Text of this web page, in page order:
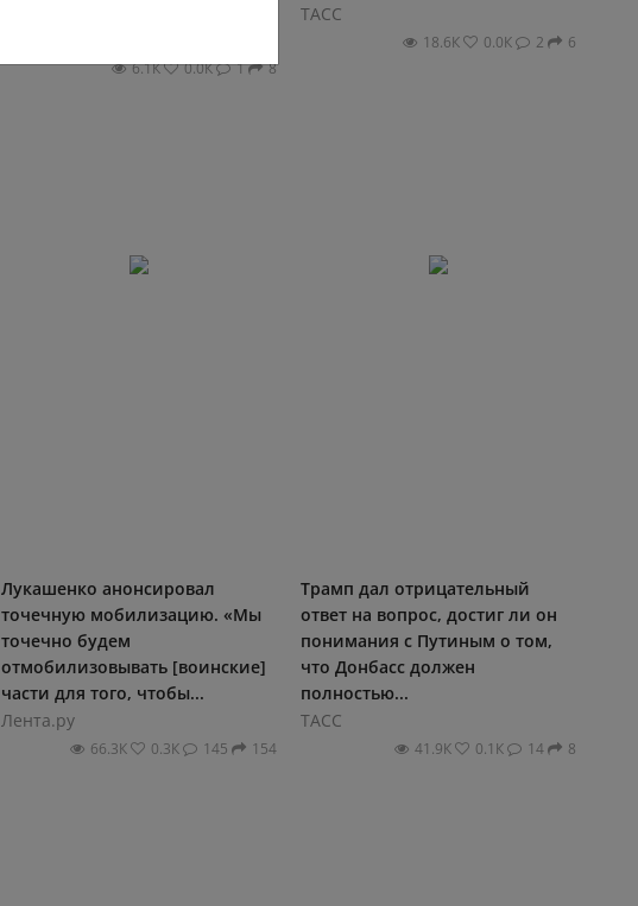
6.1К 0.0К 1 8
ТАСС
18.6К 0.0К 2 6
Лукашенко анонсировал
точечную мобилизацию. «Мы
точечно будем
отмобилизовывать [воинские]
части для того, чтобы...
Лента.ру
66.3К 0.3К 145 154
Трамп дал отрицательный
ответ на вопрос, достиг ли он
понимания с Путиным о том,
что Донбасс должен
полностью...
ТАСС
41.9К 0.1К 14 8